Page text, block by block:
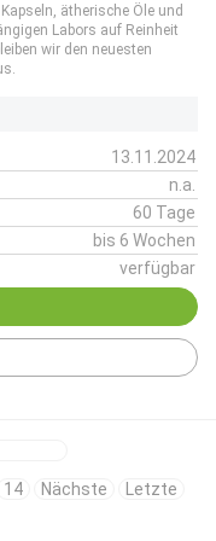
ätherische Öle und
Labors auf Reinheit
wir den neuesten
13.11.2024
n.a.
60 Tage
bis 6 Wochen
verfügbar
14 Nächste Letzte